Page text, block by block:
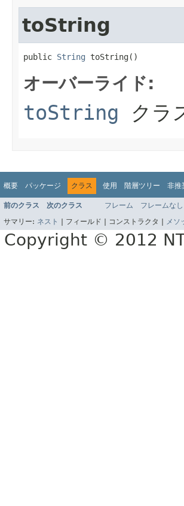
toString
public String toString()
オーバーライド:
toString クラ
概要 パッケージ クラス 使用 階層ツリー 非推
前のクラス 次のクラス フレーム フレームなし
サマリー: ネスト フィールド | コンストラクタ | メソ
Copyright © 2012